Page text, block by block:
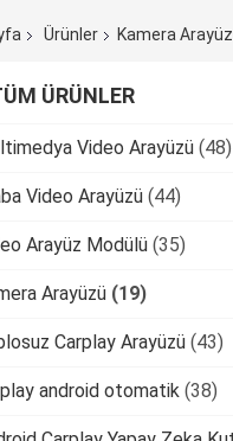
Ürünler Kamera
ÜRÜNLER
Video Arayüzü (48)
Video Arayüzü (44)
Arayüz Modülü (35)
Arayüzü (19)
Carplay Arayüzü (43)
android otomatik (38)